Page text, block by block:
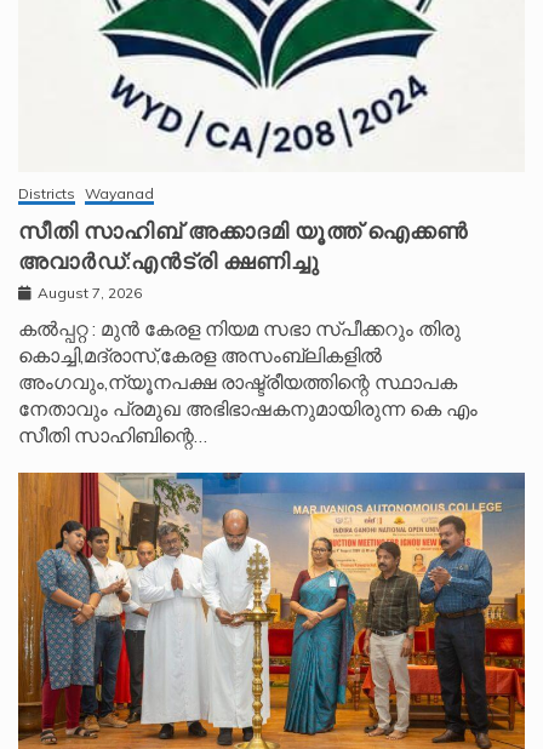
Districts Wayanad
സീതി സാഹിബ് അക്കാദമി യൂത്ത് ഐക്കൺ
അവാർഡ്:എൻട്രി ക്ഷണിച്ചു
August 7, 2026
കൽപ്പറ്റ : മുൻ കേരള നിയമ സഭാ സ്പീക്കറും തിരു
കൊച്ചി,മദ്രാസ്,കേരള അസംബ്ലികളിൽ
അംഗവും,ന്യൂനപക്ഷ രാഷ്ട്രീയത്തിന്റെ സ്ഥാപക
നേതാവും പ്രമുഖ അഭിഭാഷകനുമായിരുന്ന കെ എം
സീതി സാഹിബിന്റെ…